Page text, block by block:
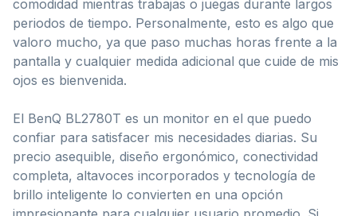
comodidad mientras trabajas o juegas durante largos
periodos de tiempo. Personalmente, esto es algo que
valoro mucho, ya que paso muchas horas frente a la
pantalla y cualquier medida adicional que cuide de mis
ojos es bienvenida.
El BenQ BL2780T es un monitor en el que puedo
confiar para satisfacer mis necesidades diarias. Su
precio asequible, diseño ergonómico, conectividad
completa, altavoces incorporados y tecnología de
brillo inteligente lo convierten en una opción